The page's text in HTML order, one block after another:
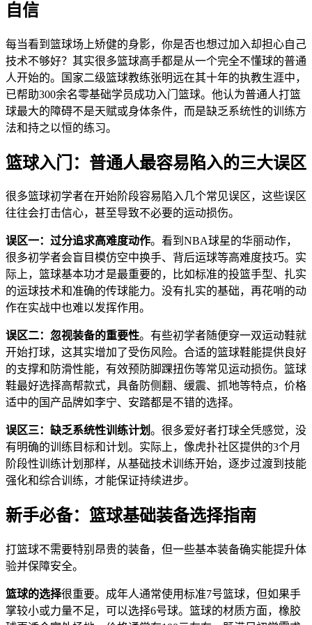
自信
每当看到篮球场上矫健的身影，你是否也想过加入却担心自己
技术不够好？其实很多篮球高手都是从一个完全不懂球的普通
人开始的。国家二级篮球教练张明远在其十年的执教生涯中，
已帮助300余名零基础学员成功入门篮球。他认为普通人打篮
球最大的障碍不是天赋或身体条件，而是缺乏系统性的训练方
法和持之以恒的练习。
篮球入门：普通人最容易陷入的三大误区
很多篮球初学者在开始阶段容易陷入几个常见误区，这些误区
往往会打击信心，甚至导致不必要的运动损伤。
误区一：过分追求高难度动作。看到NBA球星的华丽动作，
很多初学者会盲目模仿空中换手、背后运球等高难度技巧。实
际上，篮球基本功才是最重要的，比如标准的投篮手型、扎实
的运球技术和准确的传球能力。没有扎实的基础，再花哨的动
作在实战中也难以发挥作用。
误区二：忽视装备的重要性。有些初学者随便穿一双运动鞋就
开始打球，这其实增加了受伤风险。合适的篮球鞋能提供良好
的支撑和防滑性能，有效预防脚踝扭伤等常见运动损伤。篮球
鞋最好选择高帮款式，具备防侧翻、缓震、抓地等特点，价格
适中的国产品牌如李宁、安踏都是不错的选择。
误区三：缺乏系统性训练计划。很多爱好者打球全凭感觉，没
有明确的训练目标和计划。实际上，像虎扑社区提供的3个月
阶段性训练计划那样，从基础技术训练开始，逐步过渡到技能
强化和综合训练，才能保证持续进步。
新手必备：篮球基础装备选择指南
打篮球不需要特别昂贵的装备，但一些基本装备确实能提升体
验并保障安全。
篮球的选择很重要。成年人通常使用标准7号篮球，但如果手
掌较小或力量不足，可以选择6号球。篮球的材质方面，橡胶